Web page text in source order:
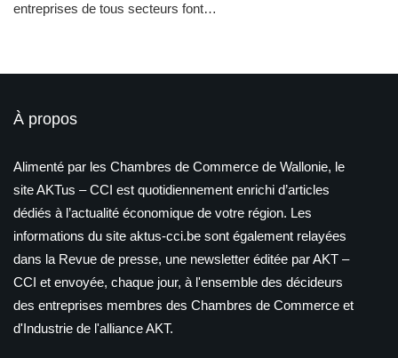
entreprises de tous secteurs font…
À propos
Alimenté par les Chambres de Commerce de Wallonie, le
site AKTus – CCI est quotidiennement enrichi d’articles
dédiés à l’actualité économique de votre région. Les
informations du site aktus-cci.be sont également relayées
dans la Revue de presse, une newsletter éditée par AKT –
CCI et envoyée, chaque jour, à l'ensemble des décideurs
des entreprises membres des Chambres de Commerce et
d'Industrie de l'alliance AKT.